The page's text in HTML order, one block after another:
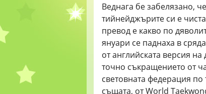
Веднага бе забелязано,
тийнейджърите си е
превод е какво по
януари се паднаха в
от английската версия
точно съкращението от
световната федерация
същата, от World